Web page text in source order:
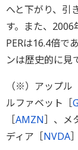
へと下がり、引
す。また、
PERは16.4倍で
ンは歴史的に見
（※）アップル
ルファベット［
［AMZN］、メ
ディア［NVDA